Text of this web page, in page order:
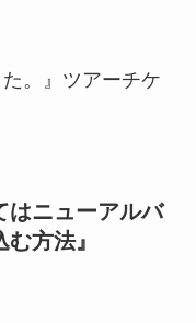
。』ツアーチケ
はニューアルバ
方法』